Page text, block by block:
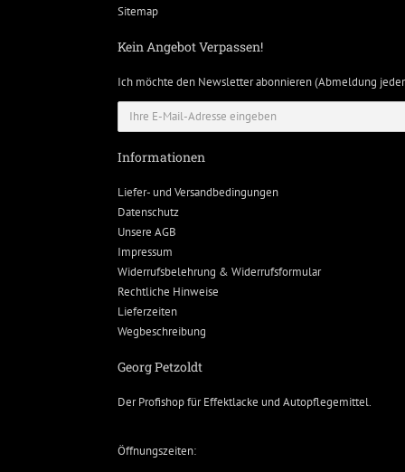
Sitemap
Kein Angebot Verpassen!
Ich möchte den Newsletter abonnieren (Abmeldung
Informationen
Liefer- und Versandbedingungen
Datenschutz
Unsere AGB
Impressum
Widerrufsbelehrung & Widerrufsformular
Rechtliche Hinweise
Lieferzeiten
Wegbeschreibung
Georg Petzoldt
Der Profishop fürEffektlacke und Autopflegemittel.
Öffnungszeiten: